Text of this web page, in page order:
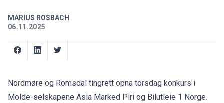
MARIUS ROSBACH
06.11.2025
Nordmøre og Romsdal tingrett opna torsdag konkurs i
Molde-selskapene Asia Marked Piri og Bilutleie 1 Norge.